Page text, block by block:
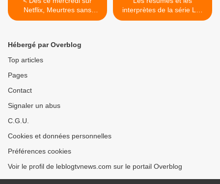
Netflix, Meurtres sans
ordonnance, avec Jessica
interprètes de la série Les
aventures du jeune Voltaire,
Hébergé par Overblog
Top articles
Pages
Contact
Signaler un abus
C.G.U.
Cookies et données personnelles
Préférences cookies
Voir le profil de leblogtvnews.com sur le portail Overblog